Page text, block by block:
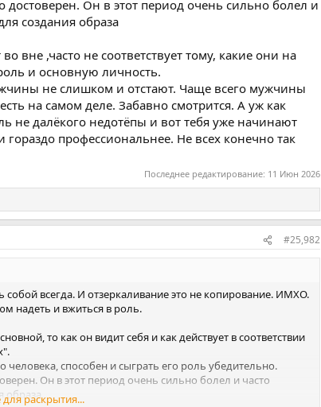
достоверен. Он в этот период очень сильно болел и
создания образа
вне ,часто не соответствует тому, какие они на
и основную личность.
не слишком и отстают. Чаще всего мужчины
на самом деле. Забавно смотрится. А уж как
не далёкого недотёпы и вот тебя уже начинают
профессиональнее. Не всех конечно так
Последнее редактирование: 11 Июн 2026
#25,982
всегда. И отзеркаливание это не копирование. ИМХО.
надеть и вжиться в роль.
то как он видит себя и как действует в соответствии
человека, способен и сыграть его роль убедительно.
Он в этот период очень сильно болел и часто
образа
раскрытия...